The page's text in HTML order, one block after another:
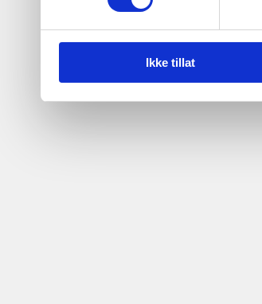
Ikke tillat